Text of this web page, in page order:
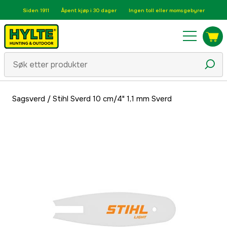
Siden 1911 Åpent kjøp i 30 dager Ingen toll eller momsgebyrer
Sagsverd / Stihl Sverd 10 cm/4" 1,1 mm Sverd